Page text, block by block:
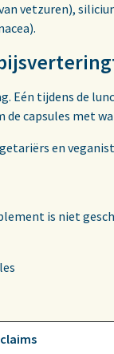
vetzuren),
Eén tijdens de
de capsules met
en
is niet